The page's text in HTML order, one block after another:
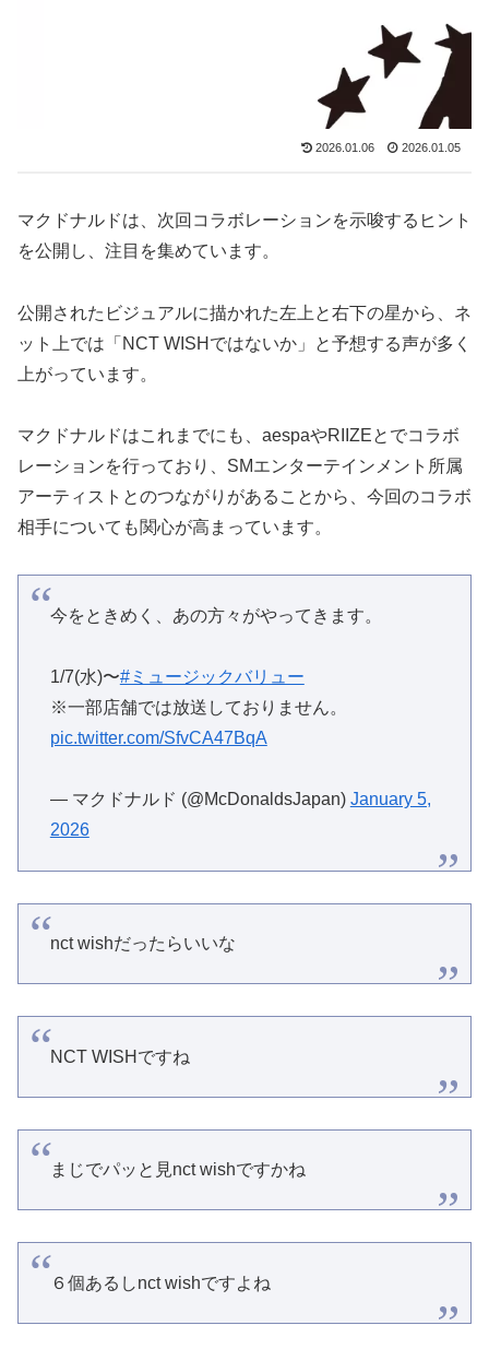
2026.01.06 2026.01.05
マクドナルドは、次回コラボレーションを示唆するヒント
を公開し、注目を集めています。
公開されたビジュアルに描かれた左上と右下の星から、ネ
ット上では「NCT WISHではないか」と予想する声が多く
上がっています。
マクドナルドはこれまでにも、aespaやRIIZEとでコラボ
レーションを行っており、SMエンターテインメント所属
アーティストとのつながりがあることから、今回のコラボ
相手についても関心が高まっています。
今をときめく、あの方々がやってきます。
1/7(水)〜#ミュージックバリュー
※一部店舗では放送しておりません。
pic.twitter.com/SfvCA47BqA
— マクドナルド (@McDonaldsJapan)January 5,
2026
nct wishだったらいいな
NCT WISHですね
まじでパッと見nct wishですかね
６個あるしnct wishですよね